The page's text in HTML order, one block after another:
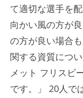
て適切な選手を
向かい風の方が
の方が良い場合
関する資質につ
メット フリスビ
です。」 20人で